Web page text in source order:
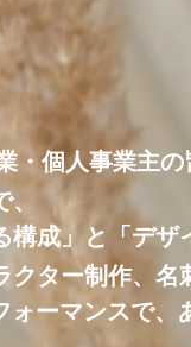
！ 製作費
ページを
個人事業主
成」と「デザ
クター制作、
ォーマンスで